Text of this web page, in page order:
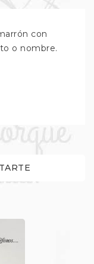
con
o nombre.